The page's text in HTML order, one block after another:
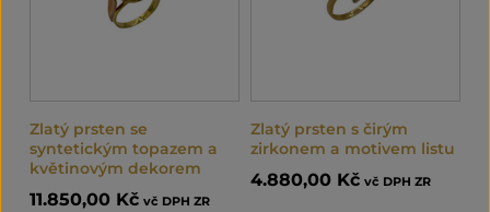
Zlatý prsten se
syntetickým topazem a
květinovým dekorem
11.850,00 Kč vč DPH ZR
Zlatý prsten s čirým
zirkonem a motivem listu
4.880,00 Kč vč DPH ZR